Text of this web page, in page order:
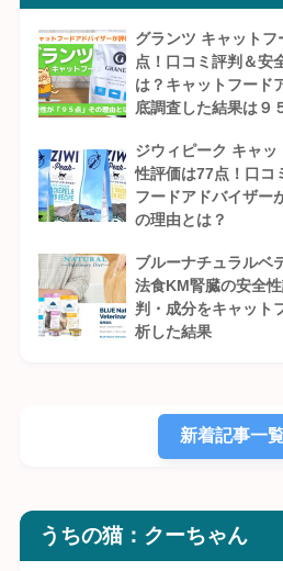
グランツ キャット
点！口コミ評判＆安
は？キャットフード
底調査した結果は９
ジウィピーク キャ
性評価は77点！口コ
フードアドバイザー
の理由とは？
ブルーナチュラルベ
法食KM腎臓の安全
判・成分をキャット
析した結果
新着記事一
うちの猫：クーちゃん